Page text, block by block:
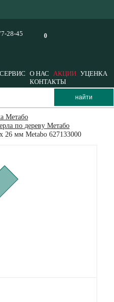
0
28-45
СЕРВИС О НАС АКЦИИ УЦЕНКА
КОНТАКТЫ
Метабо
по дереву Метабо
26 мм Metabo 627133000